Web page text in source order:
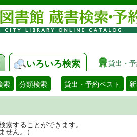
いろいろ検索 貸出・
索 分類検索 貸出・予約ベスト
蔵書を検索することがで
せん。）